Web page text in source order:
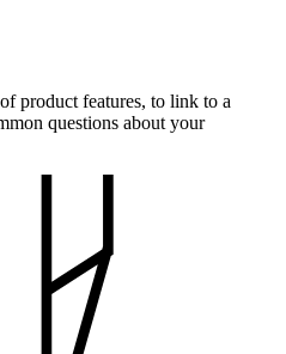
product features, to link to a
questions about your